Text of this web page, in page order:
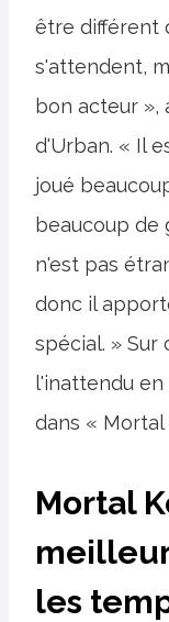
être différent
s'attendent,
bon acteur »,
d'Urban. « Il
joué
beaucoup de
n'est pas
donc il
spécial. »
l'inattendu en
dans « Mortal
Mortal
les